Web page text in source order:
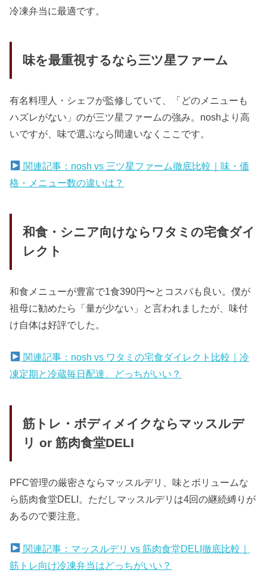
冷凍弁当に最適です。
味を最重視するなら三ツ星ファーム
有名料理人・シェフが監修していて、「どのメニューも
ハズレがない」のが三ツ星ファームの強み。noshより高
いですが、味で選ぶなら間違いなくここです。
関連記事：nosh vs 三ツ星ファーム徹底比較｜味・価
格・メニュー数の違いは？
和食・シニア向けならワタミの宅食ダイ
レクト
和食メニューが豊富で1食390円〜とコスパも良い。僕が
祖母に勧めたら「量が少ない」と言われましたが、味付
け自体は好評でした。
関連記事：nosh vs ワタミの宅食ダイレクト比較｜冷
凍定期と冷蔵毎日配達、どっちがいい？
筋トレ・ボディメイクならマッスルデ
リ or 筋肉食堂DELI
PFC管理の厳密さならマッスルデリ、味とボリュームな
ら筋肉食堂DELI。ただしマッスルデリは4回の継続縛りが
あるので要注意。
関連記事：マッスルデリ vs 筋肉食堂DELI徹底比較｜
筋トレ向け冷凍弁当はどっちがいい？